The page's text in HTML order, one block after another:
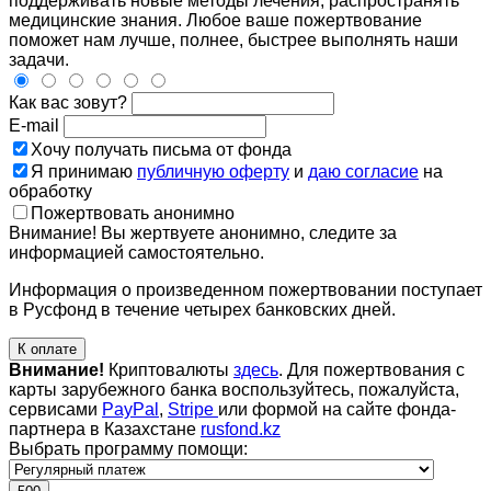
медицинские знания. Любое ваше пожертвование
поможет нам лучше, полнее, быстрее выполнять наши
задачи.
Как вас зовут?
E-mail
Хочу получать письма от фонда
Я принимаю публичную оферту и даю согласие на
обработку
Пожертвовать анонимно
Внимание! Вы жертвуете анонимно, следите за
информацией самостоятельно.
Информация о произведенном пожертвовании поступает
в Русфонд в течение четырех банковских дней.
К оплате
Внимание! Криптовалюты здесь. Для пожертвования с
карты зарубежного банка воспользуйтесь, пожалуйста,
сервисами PayPal , Stripe или формой на сайте фонда-
партнера в Казахстане rusfond.kz
Выбрать программу помощи: